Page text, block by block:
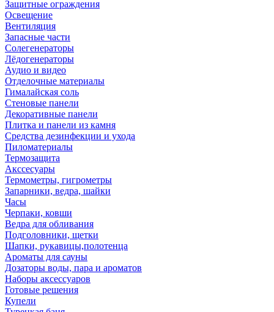
Защитные ограждения
Освещение
Вентиляция
Запасные части
Солегенераторы
Лёдогенераторы
Аудио и видео
Отделочные материалы
Гималайская соль
Стеновые панели
Декоративные панели
Плитка и панели из камня
Средства дезинфекции и ухода
Пиломатериалы
Термозащита
Аксcесуары
Термометры, гигрометры
Запарники, ведра, шайки
Часы
Черпаки, ковши
Ведра для обливания
Подголовники, щетки
Шапки, рукавицы,полотенца
Ароматы для сауны
Дозаторы воды, пара и ароматов
Наборы аксессуаров
Готовые решения
Купели